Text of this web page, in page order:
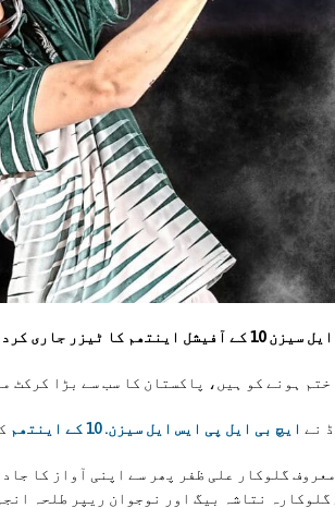
ٹیزر جاری کردیا گیا ہے۔
ہونے کو ہیں، پاکستان کا سب سے بڑا کرکٹ
نے ایچ بی ایل پی ایس ایل سیزن. 10 کے اینتھم
گلوکار علی ظفر پھر سے اپنی آواز کا
نتاشہ بیگ اور نوجوان ریپر طلحہ